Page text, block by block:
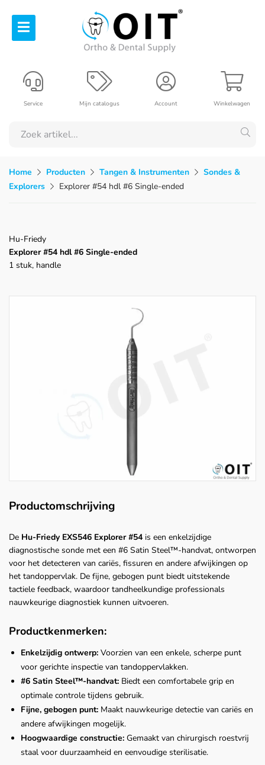
Winkelwagen
Account
Mijn catalogus
Service
Home Producten Tangen & Instrumenten
Sondes &
Explorers
Explorer #54 hdl #6 Single-ended
Hu-Friedy
Explorer #54 hdl #6 Single-ended
1 stuk, handle
Productomschrijving
De Hu-Friedy EXS546 Explorer #54 is een enkelzijdige
diagnostische sonde met een #6 Satin Steel™-handvat, ontworpen
voor het detecteren van cariës, fissuren en andere afwijkingen op
het tandoppervlak. De fijne, gebogen punt biedt uitstekende
tactiele feedback, waardoor tandheelkundige professionals
nauwkeurige diagnostiek kunnen uitvoeren.
Productkenmerken:
Enkelzijdig ontwerp: Voorzien van een enkele, scherpe punt
voor gerichte inspectie van tandoppervlakken.
#6 Satin Steel™-handvat: Biedt een comfortabele grip en
optimale controle tijdens gebruik.
Fijne, gebogen punt: Maakt nauwkeurige detectie van cariës en
andere afwijkingen mogelijk.
Hoogwaardige constructie: Gemaakt van chirurgisch roestvrij
staal voor duurzaamheid en eenvoudige sterilisatie.